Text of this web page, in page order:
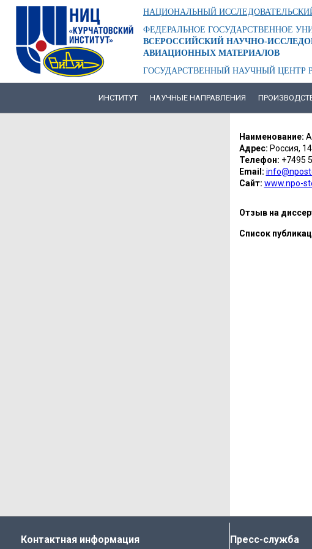
Перейти
основному
содержанию
НАЦИОНАЛЬНЫЙ
ФЕДЕРАЛЬНОЕ ГОСУДАРСТВЕННОЕ
ВСЕРОССИЙСКИЙ НАУЧНО-
АВИАЦИОННЫХ МАТЕРИАЛОВ
ГОСУДАРСТВЕННЫЙ НАУЧНЫЙ ЦЕНТР
ИНСТИТУТ НАУЧНЫЕ НАПРАВЛЕНИЯ
МОСИЮК
ВИКТОРИЯ
НИКОЛАЕВНА
Наименование:
Адрес: Россия,
Телефон: +7495
Email:
Сайт: www.npo-
Отзыв на
Список
Контактная информация Пресс-служба